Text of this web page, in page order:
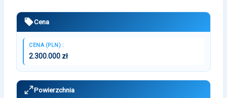
Cena
CENA (PLN) :
2.300.000 zł
Powierzchnia